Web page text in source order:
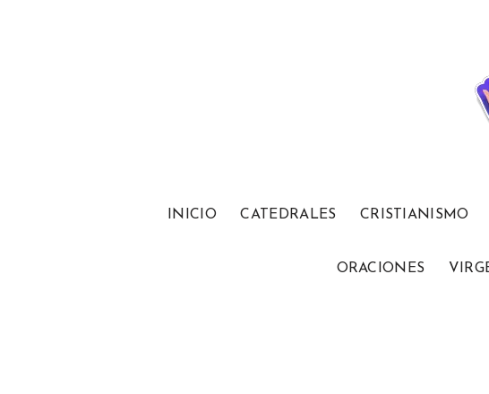
INICIO CATEDRALES CRISTIANISMO
ORACIONES